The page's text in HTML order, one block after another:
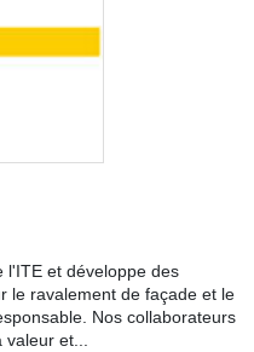
l'ITE et développe des
le ravalement de façade et le
Nos collaborateurs
et...